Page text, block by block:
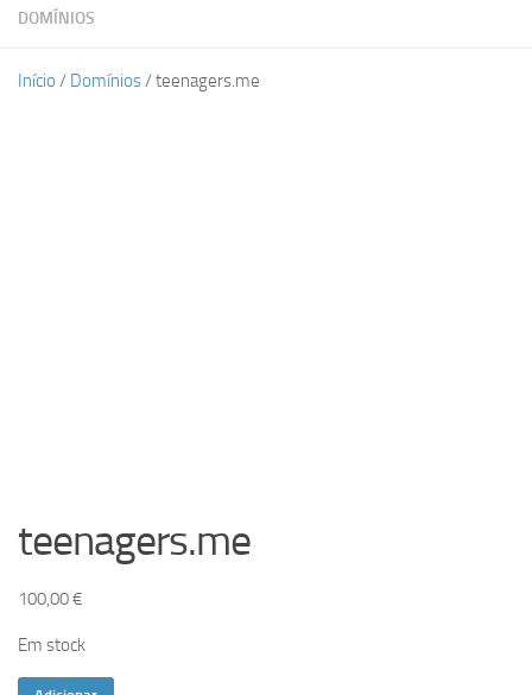
DOMÍNIOS
Início / Domínios/ teenagers.me
teenagers.me
100,00€
Em stock
Quantidade